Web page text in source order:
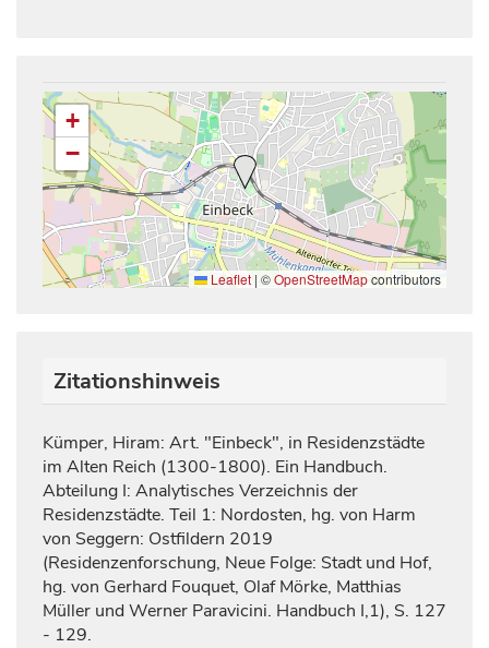
+
−
Leaflet | ©OpenStreetMapcontributors
Zitationshinweis
Kümper, Hiram: Art. "Einbeck", in Residenzstädte
im Alten Reich (1300-1800). Ein Handbuch.
Abteilung I: Analytisches Verzeichnis der
Residenzstädte. Teil 1: Nordosten, hg. von Harm
von Seggern: Ostfildern 2019
(Residenzenforschung, Neue Folge: Stadt und Hof,
hg. von Gerhard Fouquet, Olaf Mörke, Matthias
Müller und Werner Paravicini. Handbuch I,1), S. 127
- 129.